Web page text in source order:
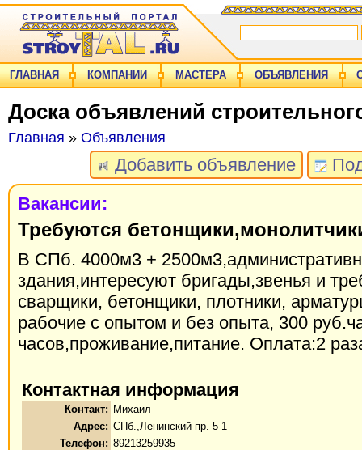
ГЛАВНАЯ КОМПАНИИ МАСТЕРА ОБЪЯВЛЕНИЯ
Доска объявлений
Главная » Объявления
Добавить объявление
Вакансии:
Требуются
В СПб. 4000м3 +
здания,интересуют бригады,звенья и
сварщики, бетонщики, плотники,
рабочие с опытом и без опыта, 300
часов,проживание,питание. Оплата:2
Контактная информация
Контакт: Михаил
Адрес: СПб.,Ленинский пр. 5 1
Телефон: 89213259935